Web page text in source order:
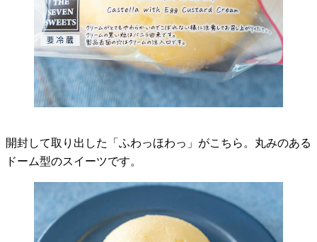
開封して取り出した「ふわっほわっ」がこちら。丸みのある
ドーム型のスイーツです。